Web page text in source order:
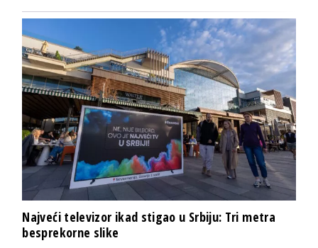
Najveći televizor ikad stigao u Srbiju: Tri metra
besprekorne slike